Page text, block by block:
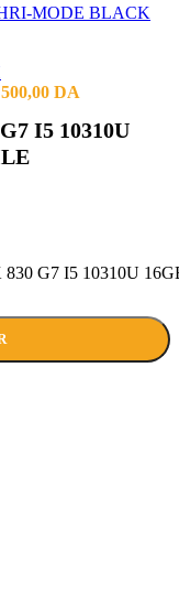
MODE BLACK
DA
I5 10310U
G7 I5 10310U